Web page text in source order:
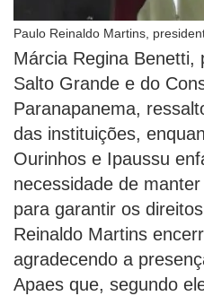
Paulo Reinaldo Martins,
Márcia Regina Benetti,
Salto Grande e do
Paranapanema,
das instituições,
Ourinhos e Ipaussu
necessidade de
para garantir os
Reinaldo Martins
agradecendo a
Apaes que, segundo